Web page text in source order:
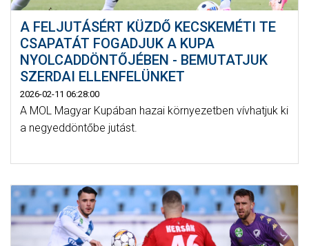
A FELJUTÁSÉRT KÜZDŐ KECSKEMÉTI TE
CSAPATÁT FOGADJUK A KUPA
NYOLCADDÖNTŐJÉBEN - BEMUTATJUK
SZERDAI ELLENFELÜNKET
2026-02-11 06:28:00
A MOL Magyar Kupában hazai környezetben vívhatjuk ki
a negyeddöntőbe jutást.